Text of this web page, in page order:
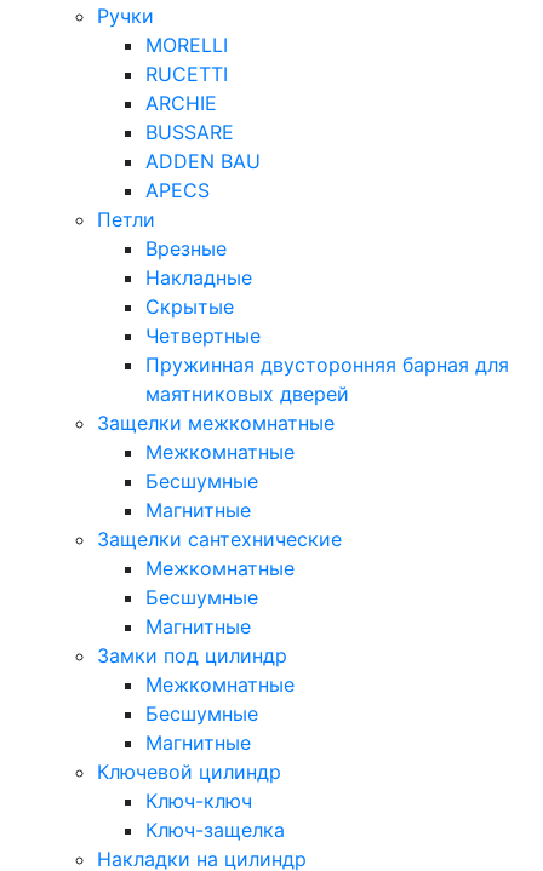
Ручки
MORELLI
RUCETTI
ARCHIE
BUSSARE
ADDEN BAU
APECS
Петли
Врезные
Накладные
Скрытые
Четвертные
Пружинная двусторонняя барная для
маятниковых дверей
Защелки межкомнатные
Межкомнатные
Бесшумные
Магнитные
Защелки сантехнические
Межкомнатные
Бесшумные
Магнитные
Замки под цилиндр
Межкомнатные
Бесшумные
Магнитные
Ключевой цилиндр
Ключ-ключ
Ключ-защелка
Накладки на цилиндр